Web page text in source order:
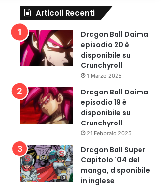
Articoli Recenti
Dragon Ball Daima
episodio 20 è
disponibile su
Crunchyroll
1 Marzo 2025
Dragon Ball Daima
episodio 19 è
disponibile su
Crunchyroll
21 Febbraio 2025
Dragon Ball Super
Capitolo 104 del
manga, disponibile
in inglese